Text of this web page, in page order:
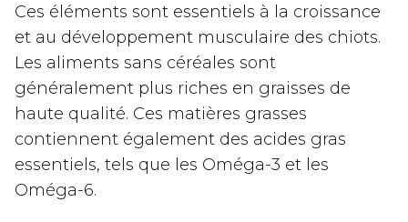
Ces éléments sont essentiels à la croissance
et au développement musculaire des chiots.
Les aliments sans céréales sont
généralement plus riches en graisses de
haute qualité. Ces matières grasses
contiennent également des acides gras
essentiels, tels que les Oméga-3 et les
Oméga-6.